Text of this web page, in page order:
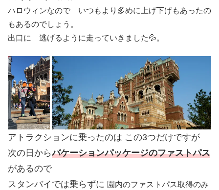
ハロウィンなので いつもより多めに上げ下げもあったの
もあるのでしょう。
出口に 逃げるように走っていきました💦。
アトラクションに乗ったのは この3つだけですが
次の日からバケーションパッケージのファストパス
があるので
スタンバイでは乗らずに 園内のファストパス取得のみ